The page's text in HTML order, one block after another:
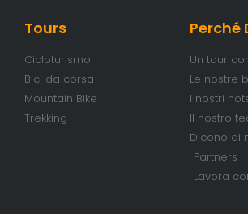
Tours
Cicloturismo
Bici da corsa
Mountain Bike
Trekking
Perché
Un tour
Le nostre
I nostri
Il nostro
Dicono di
Partners
Lavora